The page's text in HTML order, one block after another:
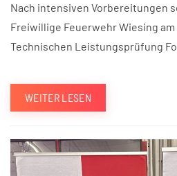
Nach intensiven Vorbereitungen
Freiwillige Feuerwehr Wiesing am
Technischen Leistungsprüfung
WEITER LESEN